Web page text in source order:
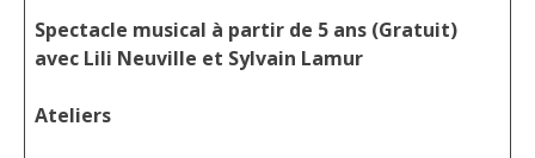
Spectacle musical à partir de 5 ans (Gratuit)
avec Lili Neuville et Sylvain Lamur
Ateliers